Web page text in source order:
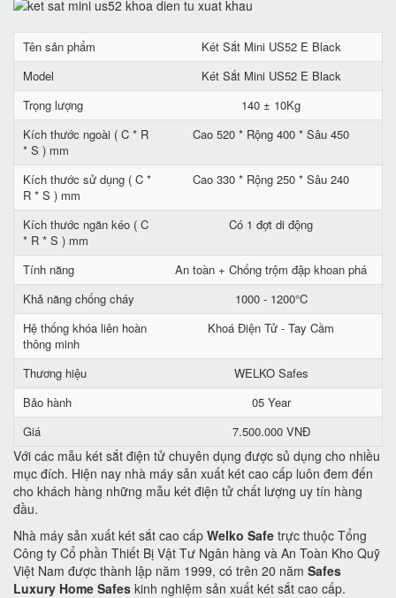
Tên sản phẩm
Két Sắt Mini US52 E Black
Model
Két Sắt Mini US52 E Black
Trọng lượng
140 ± 10Kg
Kích thước ngoài ( C * R
* S ) mm
Cao 520 * Rộng 400 * Sâu 450
Kích thước sử dụng ( C *
R * S ) mm
Cao 330 * Rộng 250 * Sâu 240
Kích thước ngăn kéo ( C
* R * S ) mm
Có 1 đợt di động
Tính năng
An toàn + Chống trộm đập khoan phá
Khả năng chống cháy
1000 - 1200°C
Hệ thống khóa liên hoàn
thông minh
Khoá Điện Tử - Tay Cầm
Thương hiệu
WELKO Safes
Bảo hành
05 Year
Giá
7.500.000 VNĐ
Với các mẫu két sắt điện tử chuyên dụng được sủ dụng cho nhiều
mục đích. Hiện nay nhà máy sản xuất két cao cấp luôn đem đến
cho khách hàng những mẫu két điện tử chất lượng uy tín hàng
đầu.
Nhà máy sản xuất két sắt cao cấp Welko Safe trực thuộc Tổng
Công ty Cổ phần Thiết Bị Vật Tư Ngân hàng và An Toàn Kho Quỹ
Việt Nam được thành lập năm 1999, có trên 20 năm Safes
Luxury Home Safes kinh nghiệm sản xuất két sắt cao cấp.